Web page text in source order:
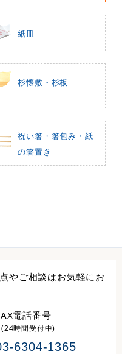
紙皿
杉懐敷・杉板
祝い箸・箸包み・紙
の箸置き
やご相談はお気軽にお
電話番号
(24時間受付中)
6304-1365